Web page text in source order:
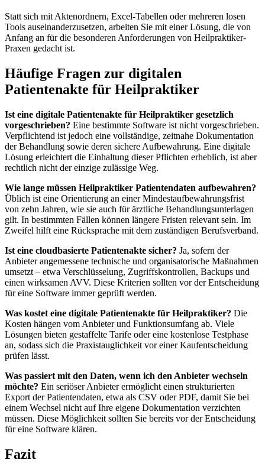
Statt sich mit Aktenordnern, Excel-Tabellen oder mehreren losen
Tools auseinanderzusetzen, arbeiten Sie mit einer Lösung, die von
Anfang an für die besonderen Anforderungen von Heilpraktiker-
Praxen gedacht ist.
Häufige Fragen zur digitalen
Patientenakte für Heilpraktiker
Ist eine digitale Patientenakte für Heilpraktiker gesetzlich
vorgeschrieben? Eine bestimmte Software ist nicht vorgeschrieben.
Verpflichtend ist jedoch eine vollständige, zeitnahe Dokumentation
der Behandlung sowie deren sichere Aufbewahrung. Eine digitale
Lösung erleichtert die Einhaltung dieser Pflichten erheblich, ist aber
rechtlich nicht der einzige zulässige Weg.
Wie lange müssen Heilpraktiker Patientendaten aufbewahren?
Üblich ist eine Orientierung an einer Mindestaufbewahrungsfrist
von zehn Jahren, wie sie auch für ärztliche Behandlungsunterlagen
gilt. In bestimmten Fällen können längere Fristen relevant sein. Im
Zweifel hilft eine Rücksprache mit dem zuständigen Berufsverband.
Ist eine cloudbasierte Patientenakte sicher? Ja, sofern der
Anbieter angemessene technische und organisatorische Maßnahmen
umsetzt – etwa Verschlüsselung, Zugriffskontrollen, Backups und
einen wirksamen AVV. Diese Kriterien sollten vor der Entscheidung
für eine Software immer geprüft werden.
Was kostet eine digitale Patientenakte für Heilpraktiker? Die
Kosten hängen vom Anbieter und Funktionsumfang ab. Viele
Lösungen bieten gestaffelte Tarife oder eine kostenlose Testphase
an, sodass sich die Praxistauglichkeit vor einer Kaufentscheidung
prüfen lässt.
Was passiert mit den Daten, wenn ich den Anbieter wechseln
möchte? Ein seriöser Anbieter ermöglicht einen strukturierten
Export der Patientendaten, etwa als CSV oder PDF, damit Sie bei
einem Wechsel nicht auf Ihre eigene Dokumentation verzichten
müssen. Diese Möglichkeit sollten Sie bereits vor der Entscheidung
für eine Software klären.
Fazit